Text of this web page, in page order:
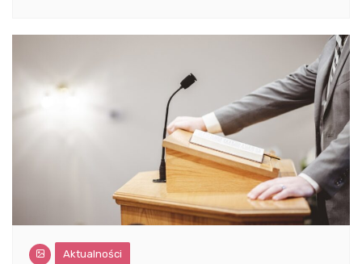
Aktualności